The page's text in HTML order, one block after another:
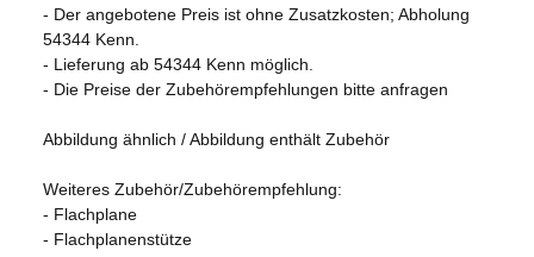
- Der angebotene Preis ist ohne Zusatzkosten; Abholung
54344 Kenn.
- Lieferung ab 54344 Kenn möglich.
- Die Preise der Zubehörempfehlungen bitte anfragen
Abbildung ähnlich / Abbildung enthält Zubehör
Weiteres Zubehör/Zubehörempfehlung:
- Flachplane
- Flachplanenstütze